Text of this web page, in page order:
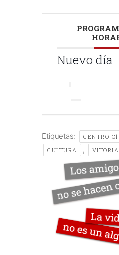
Nuevo día
Etiquetas: CENTRO
CULTURA ,